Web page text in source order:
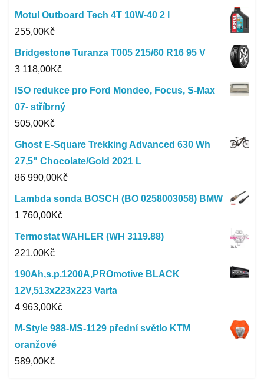
Motul Outboard Tech 4T 10W-40 2 l
255,00Kč
Bridgestone Turanza T005 215/60 R16 95 V
3 118,00Kč
ISO redukce pro Ford Mondeo, Focus, S-Max
07- stříbrný
505,00Kč
Ghost E-Square Trekking Advanced 630 Wh
27,5" Chocolate/Gold 2021 L
86 990,00Kč
Lambda sonda BOSCH (BO 0258003058) BMW
1 760,00Kč
Termostat WAHLER (WH 3119.88)
221,00Kč
190Ah,s.p.1200A,PROmotive BLACK
12V,513x223x223 Varta
4 963,00Kč
M-Style 988-MS-1129 přední světlo KTM
oranžové
589,00Kč